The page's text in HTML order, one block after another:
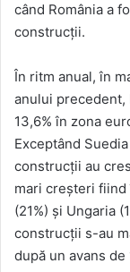
când România a
construcţii.
În ritm anual, în
anului
13,6% în zona
Exceptând
construcţii au
mari creşteri fiind
(21%) şi Ungaria
construcţii s-au
după un avans de